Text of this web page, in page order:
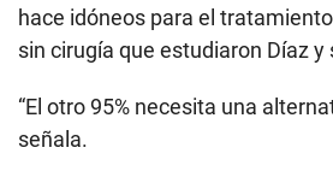
hace idóneos para el
sin cirugía que estudiaron Díaz y
“El otro 95% necesita una
señala.